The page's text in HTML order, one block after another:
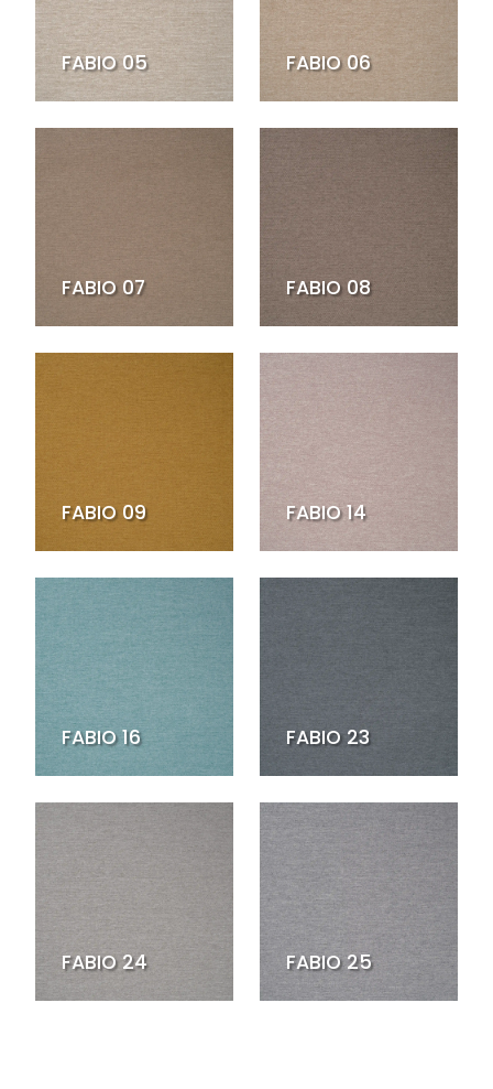
FABIO 05 FABIO 06
FABIO 07 FABIO 08
FABIO 09 FABIO 14
FABIO 16 FABIO 23
FABIO 24 FABIO 25